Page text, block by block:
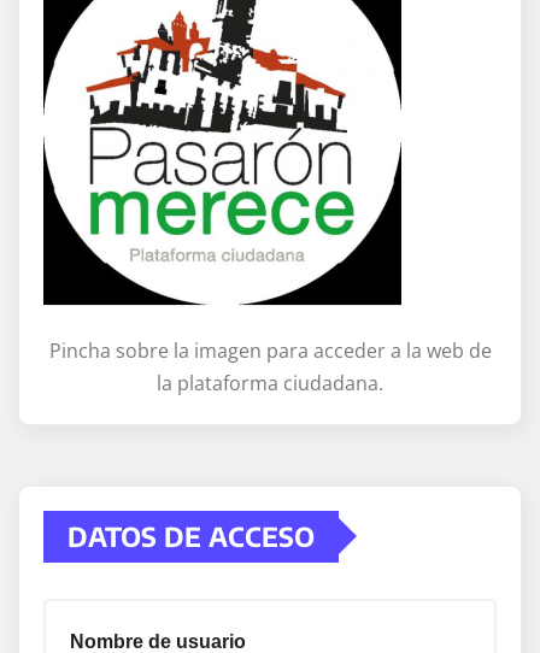
Pincha sobre la imagen para acceder a la web de
la plataforma ciudadana.
DATOS DE ACCESO
Nombre de usuario